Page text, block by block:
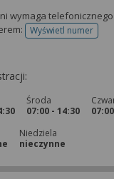
wymaga
Wyświetl numer
telefonu do
Środa
07:00 - 14:30
Niedziela
nieczynne